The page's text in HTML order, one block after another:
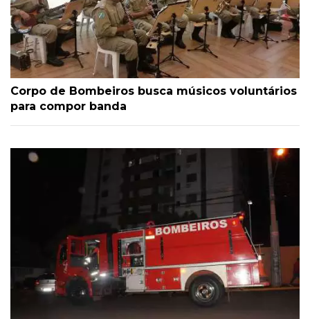
Corpo de Bombeiros busca músicos voluntários
para compor banda